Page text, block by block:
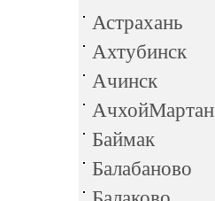
Астрахань
Ахтубинск
Ачинск
АчхойМартан
Баймак
Балабаново